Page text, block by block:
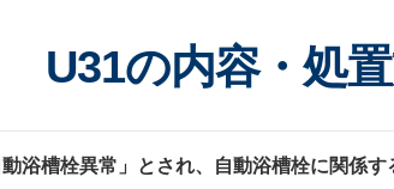
U31の内容・処
浴槽栓異常」とされ、自動浴槽栓に関係